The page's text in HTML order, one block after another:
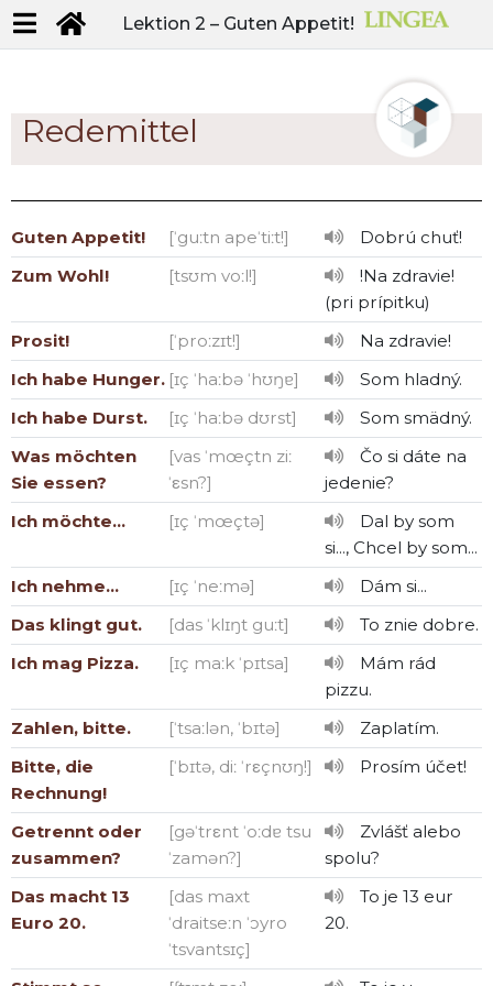
Lektion 2 – Guten Appetit!
Redemittel
Guten Appetit! [ˈguːtn apeˈtiːt!]
Dobrú chuť!
Zum Wohl!
[tsʊm voːl!]
!Na zdravie!
pri prípitku
Prosit!
[ˈproːzɪt!]
Na zdravie!
Ich habe Hunger. [ɪç ˈhaːbə ˈhʊŋɐ]
Som hladný.
Ich habe Durst.
[ɪç ˈhaːbə dʊrst]
Som smädný.
Was möchten
Sie essen?
[vas ˈmœçtn ziː
ˈεsn?]
Čo si dáte na
jedenie?
Ich möchte...
[ɪç ˈmœçtə]
Dal by som
si..., Chcel by som...
Ich nehme...
[ɪç ˈneːmə]
Dám si...
Das klingt gut.
[das ˈklɪŋt guːt]
To znie dobre.
Ich mag Pizza.
[ɪç maːk ˈpɪtsa]
Mám rád
pizzu.
Zahlen, bitte.
[ˈtsaːlən, ˈbɪtə]
Zaplatím.
Bitte, die
Rechnung!
[ˈbɪtə, diː ˈrεçnʊŋ!] Prosím účet!
Getrennt oder
zusammen?
[gəˈtrεnt ˈoːdɐ tsu
ˈzamən?]
Zvlášť alebo
spolu?
Das macht 13
Euro 20.
[das maxt
ˈdraitseːn ˈɔyro
ˈtsvantsɪç]
To je 13 eur
20.